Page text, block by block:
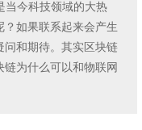
当今科技领域的大热
？如果联系起来会产生
问和期待。其实区块链
为什么可以和物联网